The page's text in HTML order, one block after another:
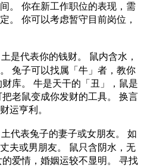
。 你在新工作职位的表现，需
。 你可以考虑暂守目前岗位，
是代表你的钱财。 鼠内含水，
兔子可以找属「牛」者，教你
库。 牛是天干的「丑」，鼠是
把老鼠变成你发财的工具。 换言
运亨利。
代表兔子的妻子或女朋友。 如
夫或男朋友。 鼠只含阴水，无
爱情，婚姻运较不显明。 寻找